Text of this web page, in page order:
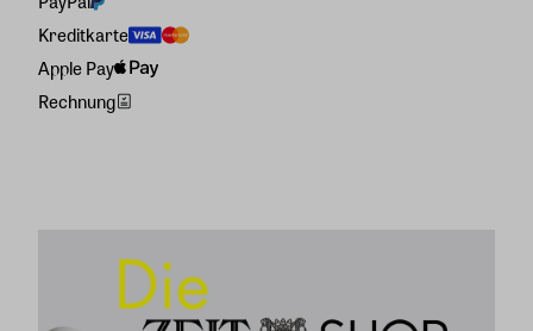
Kreditkarte
Apple Pay
Rechnung